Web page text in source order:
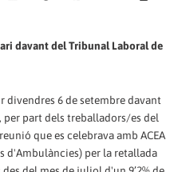
davant del Tribunal Laboral de
divendres 6 de setembre davant
part dels treballadors/es del
que es celebrava amb ACEA
d'Ambulàncies) per la retallada